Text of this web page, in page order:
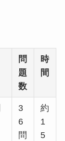
問
題
数
時
間
3
6
問
約
1
5